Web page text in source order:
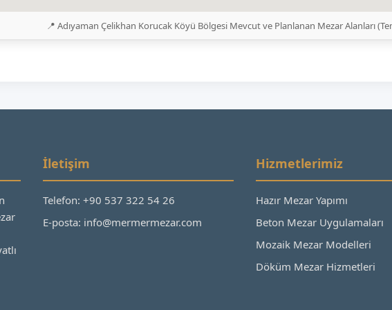
📍 Adıyaman Çelikhan Korucak Köyü Bölgesi Mevcut ve Planlanan Mezar Alanları
İletişim
Telefon: +90 537 322 54 26
E-posta: info@mermermezar.com
Hizmetlerimiz
Hazır Mezar Yapımı
Beton Mezar Uygulamaları
Mozaik Mezar Modelleri
Döküm Mezar Hizmetleri